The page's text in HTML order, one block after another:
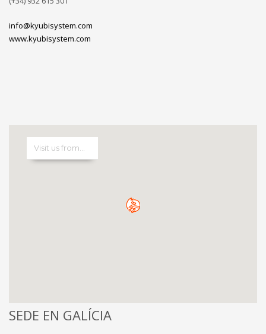
info@kyubisystem.com
www.kyubisystem.com
SEDE EN GALÍCIA